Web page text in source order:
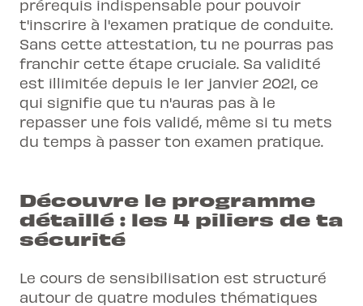
prérequis indispensable pour pouvoir
t'inscrire à l'examen pratique de conduite.
Sans cette attestation, tu ne pourras pas
franchir cette étape cruciale. Sa validité
est illimitée depuis le 1er janvier 2021, ce
qui signifie que tu n'auras pas à le
repasser une fois validé, même si tu mets
du temps à passer ton examen pratique.
Découvre le programme
détaillé : les 4 piliers de ta
sécurité
Le cours de sensibilisation est structuré
autour de quatre modules thématiques